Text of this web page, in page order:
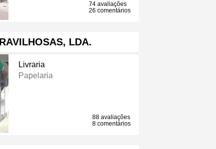
74 avaliações
26 comentários
LDA.
Livraria
Papelaria
88 avaliações
8 comentários